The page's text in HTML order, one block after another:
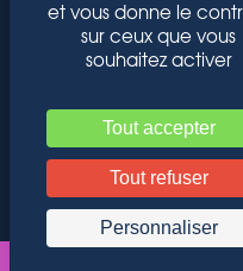
ACTI CITY ©
ACTI
et vous donne le
sur ceux que vous
souhaitez activer
Tout accepter
Tout refuser
Personnaliser